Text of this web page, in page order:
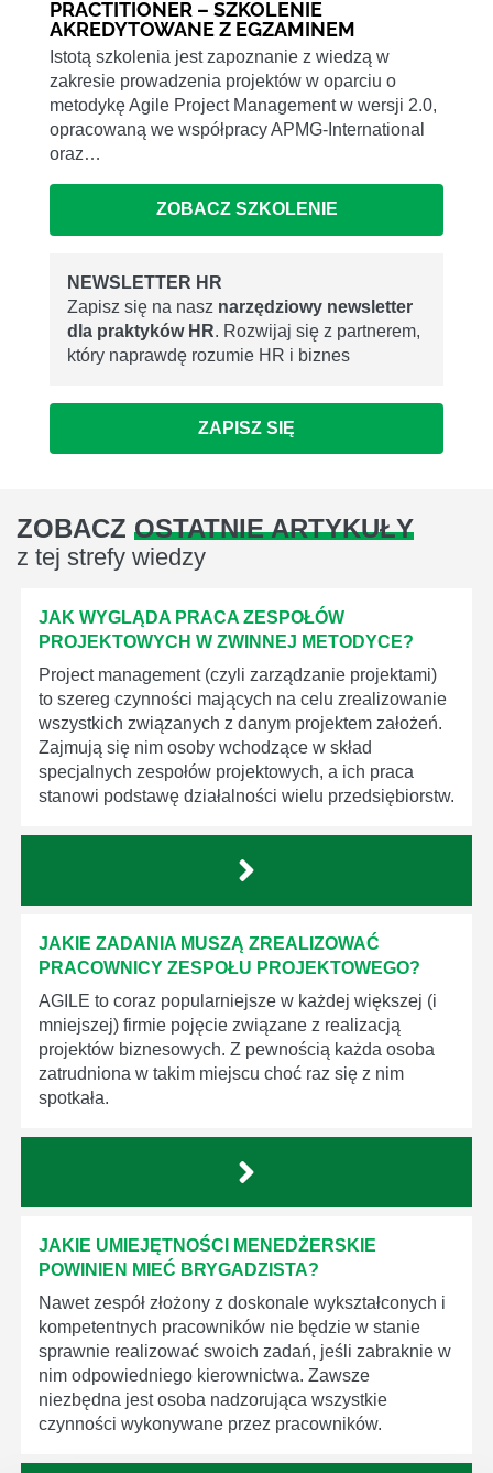
PRACTITIONER – SZKOLENIE
AKREDYTOWANE Z EGZAMINEM
Istotą szkolenia jest zapoznanie z wiedzą w
zakresie prowadzenia projektów w oparciu o
metodykę Agile Project Management w wersji 2.0,
opracowaną we współpracy APMG-International
oraz…
ZOBACZ SZKOLENIE
NEWSLETTER HR
Zapisz się na nasz narzędziowy newsletter
dla praktyków HR. Rozwijaj się z partnerem,
który naprawdę rozumie HR i biznes
ZAPISZ SIĘ
ZOBACZ OSTATNIE ARTYKUŁY
z tej strefy wiedzy
JAK WYGLĄDA PRACA ZESPOŁÓW
PROJEKTOWYCH W ZWINNEJ METODYCE?
Project management (czyli zarządzanie projektami)
to szereg czynności mających na celu zrealizowanie
wszystkich związanych z danym projektem założeń.
Zajmują się nim osoby wchodzące w skład
specjalnych zespołów projektowych, a ich praca
stanowi podstawę działalności wielu przedsiębiorstw.
JAKIE ZADANIA MUSZĄ ZREALIZOWAĆ
PRACOWNICY ZESPOŁU PROJEKTOWEGO?
AGILE to coraz popularniejsze w każdej większej (i
mniejszej) firmie pojęcie związane z realizacją
projektów biznesowych. Z pewnością każda osoba
zatrudniona w takim miejscu choć raz się z nim
spotkała.
JAKIE UMIEJĘTNOŚCI MENEDŻERSKIE
POWINIEN MIEĆ BRYGADZISTA?
Nawet zespół złożony z doskonale wykształconych i
kompetentnych pracowników nie będzie w stanie
sprawnie realizować swoich zadań, jeśli zabraknie w
nim odpowiedniego kierownictwa. Zawsze
niezbędna jest osoba nadzorująca wszystkie
czynności wykonywane przez pracowników.